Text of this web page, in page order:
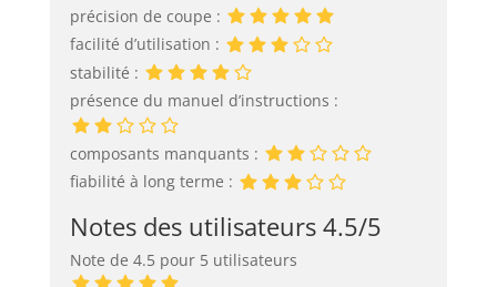
précision de coupe :
facilité d’utilisation :
stabilité :
présence du manuel d’instructions :
composants manquants :
fiabilité à long terme :
Notes des utilisateurs 4.5/5
Note de 4.5 pour 5 utilisateurs